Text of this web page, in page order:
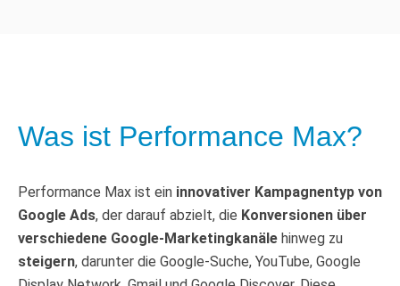
Was ist Performance Max?
Performance Max ist ein innovativer Kampagnentyp von
Google Ads, der darauf abzielt, die Konversionen über
verschiedene Google-Marketingkanäle hinweg zu
steigern, darunter die Google-Suche, YouTube, Google